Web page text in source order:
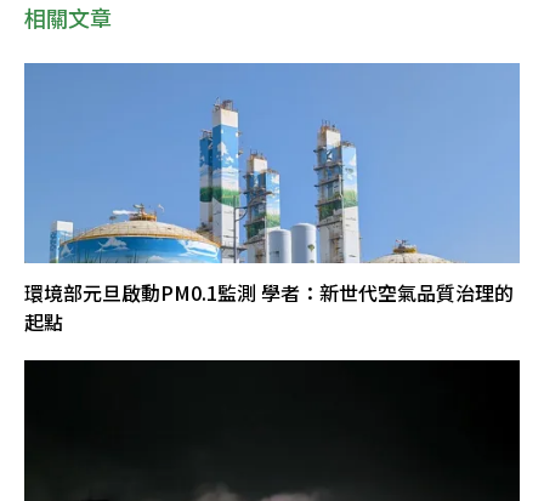
相關文章
環境部元旦啟動PM0.1監測 學者：新世代空氣品質治理的
起點